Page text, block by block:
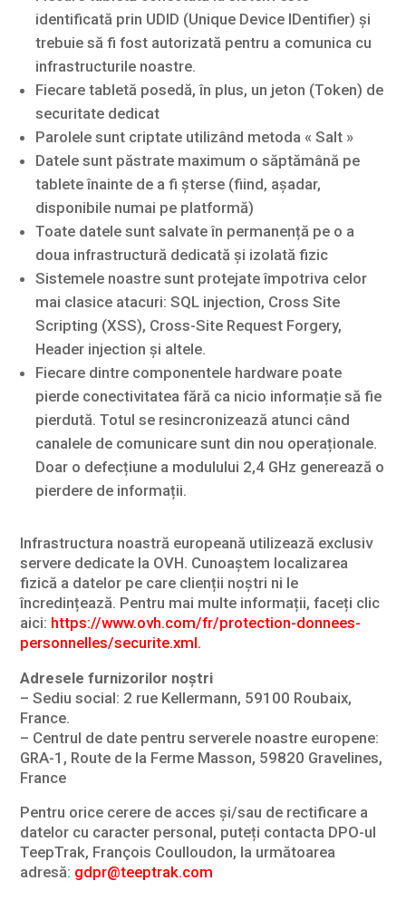
identificată prin UDID (Unique Device IDentifier) și
trebuie să fi fost autorizată pentru a comunica cu
infrastructurile noastre.
Fiecare tabletă posedă, în plus, un jeton (Token) de
securitate dedicat
Parolele sunt criptate utilizând metoda « Salt »
Datele sunt păstrate maximum o săptămână pe
tablete înainte de a fi șterse (fiind, așadar,
disponibile numai pe platformă)
Toate datele sunt salvate în permanență pe o a
doua infrastructură dedicată și izolată fizic
Sistemele noastre sunt protejate împotriva celor
mai clasice atacuri: SQL injection, Cross Site
Scripting (XSS), Cross-Site Request Forgery,
Header injection și altele.
Fiecare dintre componentele hardware poate
pierde conectivitatea fără ca nicio informație să fie
pierdută. Totul se resincronizează atunci când
canalele de comunicare sunt din nou operaționale.
Doar o defecțiune a modulului 2,4 GHz generează o
pierdere de informații.
Infrastructura noastră europeană utilizează exclusiv
servere dedicate la OVH. Cunoaștem localizarea
fizică a datelor pe care clienții noștri ni le
încredințează. Pentru mai multe informații, faceți clic
aici: https://www.ovh.com/fr/protection-donnees-
personnelles/securite.xml.
Adresele furnizorilor noștri
– Sediu social: 2 rue Kellermann, 59100 Roubaix,
France.
– Centrul de date pentru serverele noastre europene:
GRA-1, Route de la Ferme Masson, 59820 Gravelines,
France
Pentru orice cerere de acces și/sau de rectificare a
datelor cu caracter personal, puteți contacta DPO-ul
TeepTrak, François Coulloudon, la următoarea
adresă: gdpr@teeptrak.com